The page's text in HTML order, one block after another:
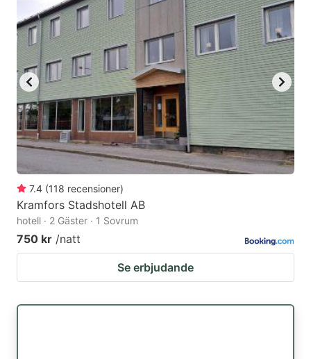
7.4 (118 recensioner)
Kramfors Stadshotell AB
hotell · 2 Gäster · 1 Sovrum
750 kr /natt
Se erbjudande